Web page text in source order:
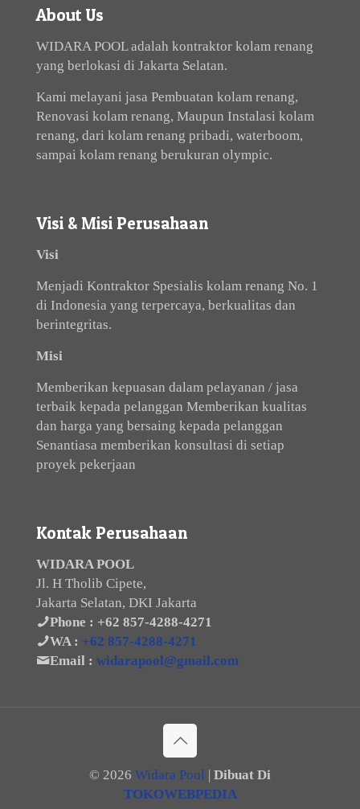
About Us
WIDARA POOL adalah kontraktor kolam renang
yang berlokasi di Jakarta Selatan.
Kami melayani jasa Pembuatan kolam renang,
Renovasi kolam renang, Maupun Instalasi kolam
renang, dari kolam renang pribadi, waterboom,
sampai kolam renang berukuran olympic.
Visi & Misi Perusahaan
Visi
Menjadi Kontraktor Spesialis kolam renang No. 1
di Indonesia yang terpercaya, berkualitas dan
berintegritas.
Misi
Memberikan kepuasan dalam pelayanan / jasa
terbaik kepada pelanggan Memberikan kualitas
dan harga yang bersaing kepada pelanggan
Senantiasa memberikan konsultasi di setiap
proyek pekerjaan
Kontak Perusahaan
WIDARA POOL
Jl. H Tholib Cipete,
Jakarta Selatan, DKI Jakarta
Phone : +62 857-4288-4271
WA : +62 857-4288-4271
Email : widarapool@gmail.com
© 2026 Widara Pool | Dibuat Di
TOKOWEBPEDIA